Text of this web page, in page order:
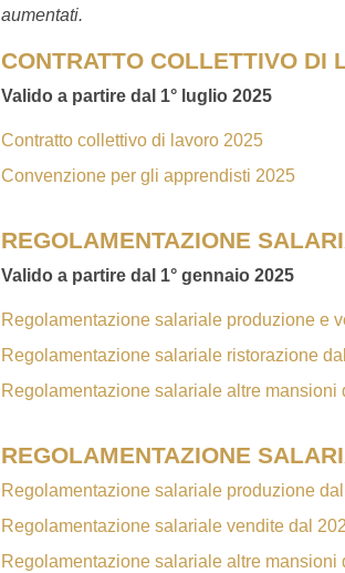
aumentati.
CONTRATTO COLLETTIVO DI
Valido a partire dal 1° luglio 2025
Contratto collettivo di lavoro 2025
Convenzione per gli apprendisti 2025
REGOLAMENTAZIONE
Valido a partire dal 1° gennaio 2025
Regolamentazione salariale produzione e
Regolamentazione salariale ristorazione
Regolamentazione salariale altre mansioni
REGOLAMENTAZIONE
Regolamentazione salariale produzione
Regolamentazione salariale vendite dal
Regolamentazione salariale altre mansioni